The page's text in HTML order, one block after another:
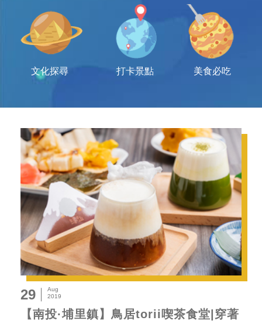
文化探尋 打卡景點 美食必吃
29
Aug
2019
【南投·埔里鎮】鳥居torii喫茶食堂|穿著